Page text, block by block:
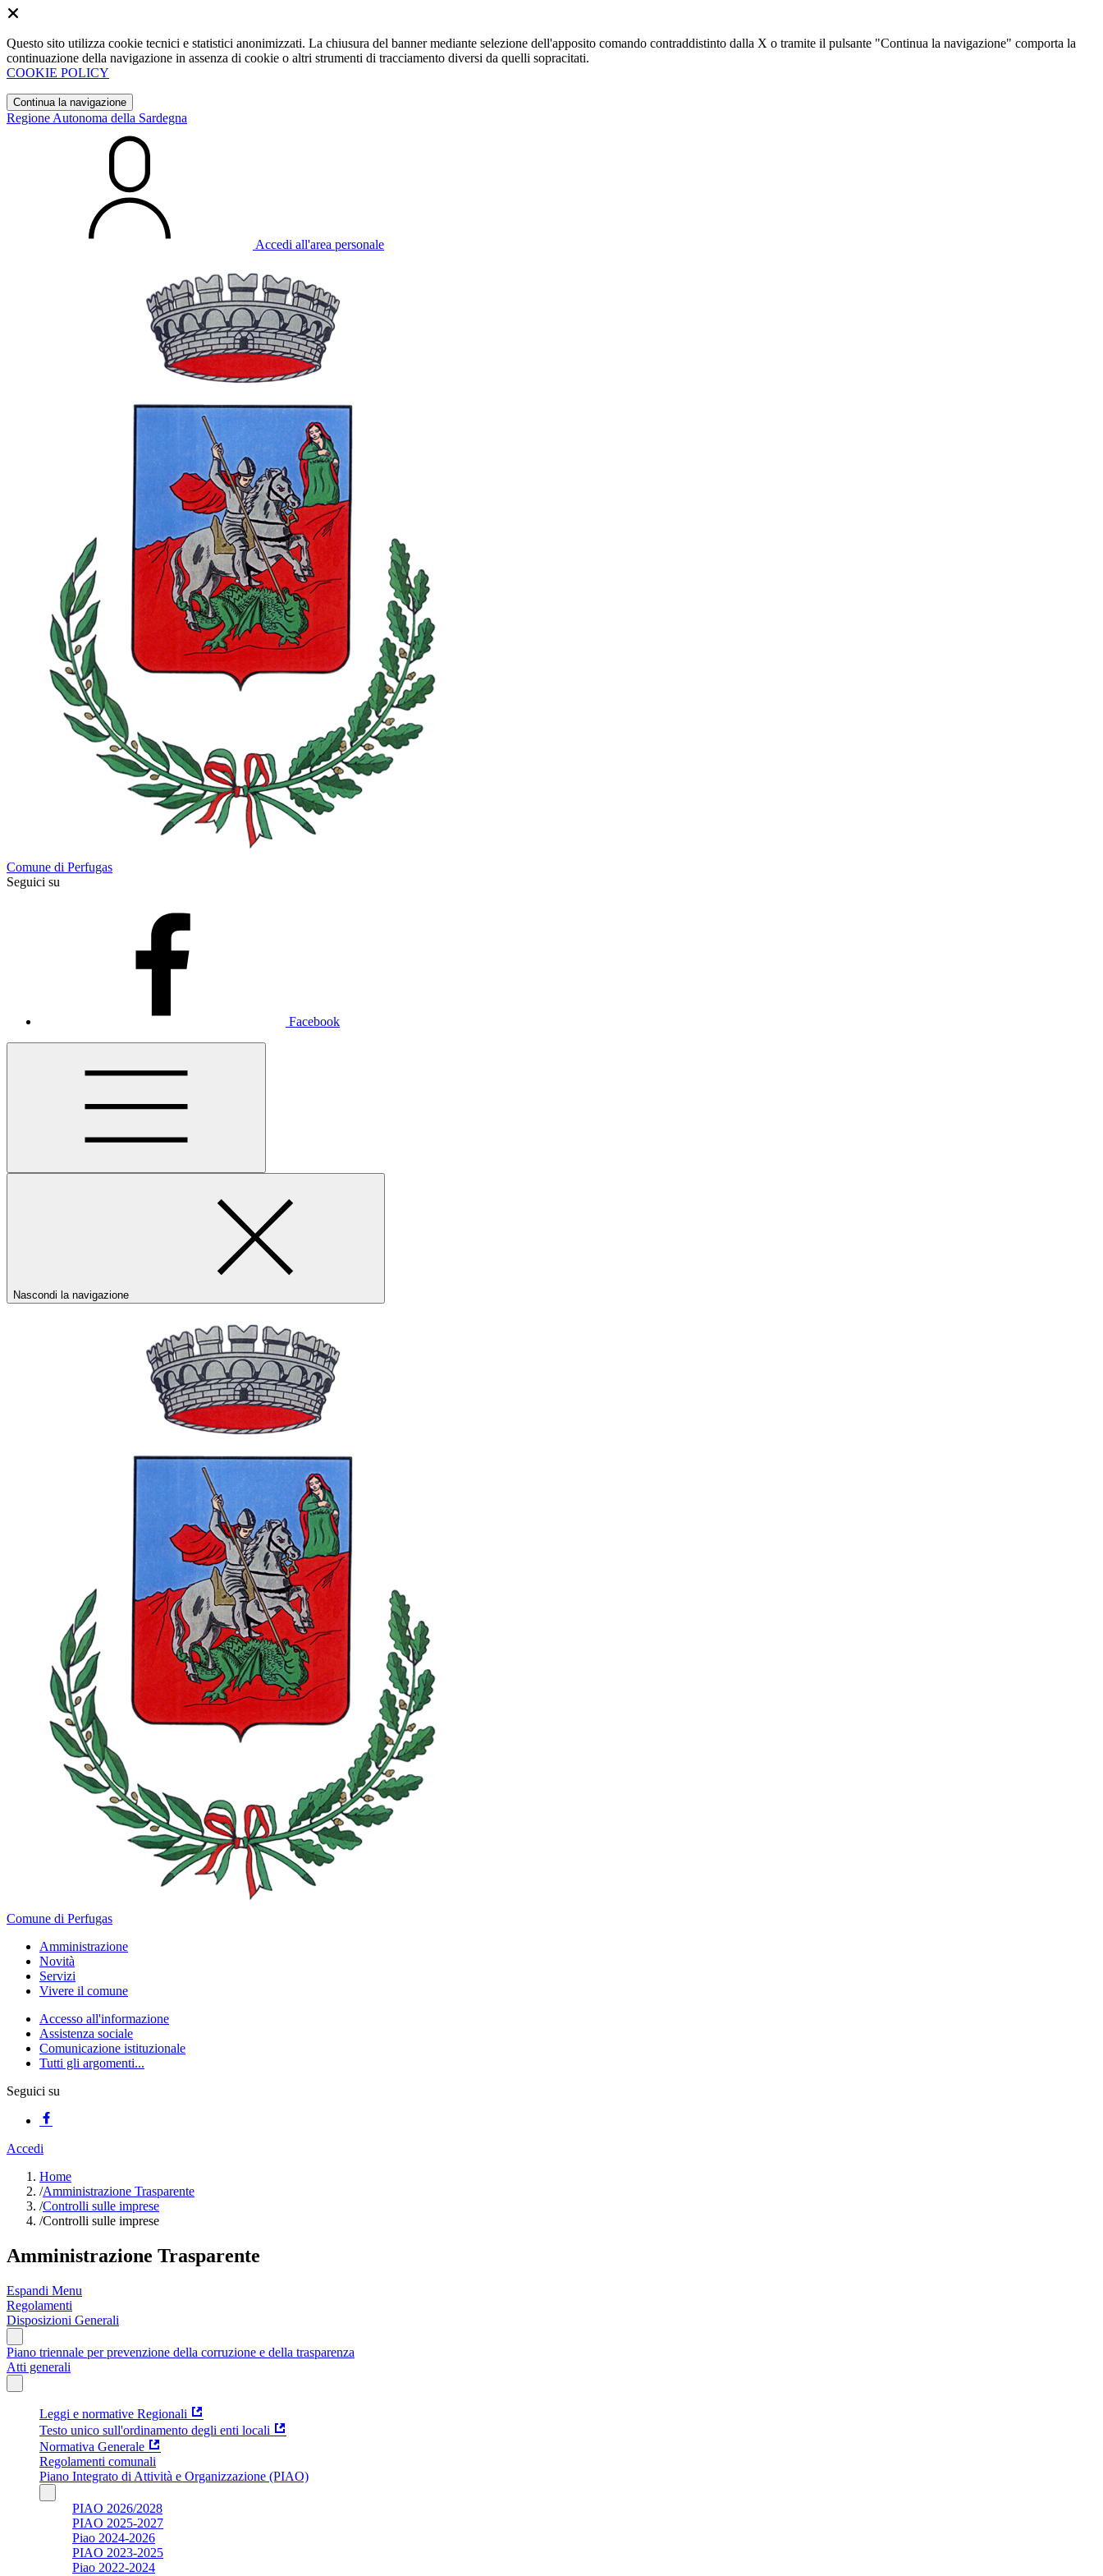
Questo sito utilizza cookie tecnici e statistici anonimizzati. La chiusura del banner mediante selezione dell'apposito comando contraddistinto dalla X o tramite il pulsante "Continua la navigazione" comporta la
continuazione della navigazione in assenza di cookie o altri strumenti di tracciamento diversi da quelli sopracitati.
COOKIE POLICY
Continua la navigazione
Regione Autonoma della Sardegna
Accedi all'area personale
Comune di Perfugas
Seguici su
Facebook
Nascondi la navigazione
Comune di Perfugas
Amministrazione
Novità
Servizi
Vivere il comune
Accesso all'informazione
Assistenza sociale
Comunicazione istituzionale
Tutti gli argomenti...
Seguici su
Accedi
Home
/Amministrazione Trasparente
/Controlli sulle imprese
/Controlli sulle imprese
Amministrazione Trasparente
Espandi Menu
Regolamenti
Disposizioni Generali
Piano triennale per prevenzione della corruzione e della trasparenza
Atti generali
Leggi e normative Regionali
Testo unico sull'ordinamento degli enti locali
Normativa Generale
Regolamenti comunali
Piano Integrato di Attività e Organizzazione (PIAO)
PIAO 2026/2028
PIAO 2025-2027
Piao 2024-2026
PIAO 2023-2025
Piao 2022-2024